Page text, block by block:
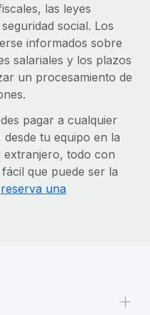
las leyes
social. Los
informados sobre
salariales y los plazos
un procesamiento de
pagar a cualquier
tu equipo en la
extranjero, todo con
que puede ser la
reserva una
+